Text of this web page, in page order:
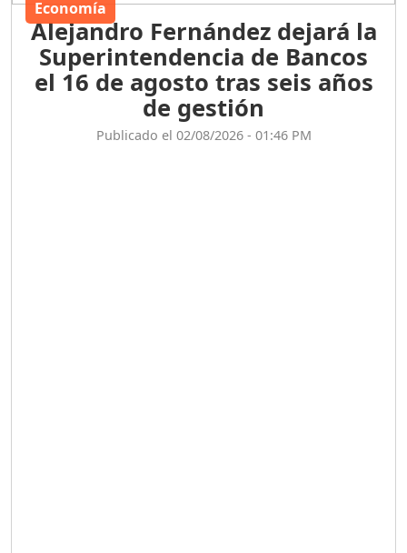
Economía
Alejandro Fernández dejará la
Superintendencia de Bancos
el 16 de agosto tras seis años
de gestión
Publicado el 02/08/2026 - 01:46 PM